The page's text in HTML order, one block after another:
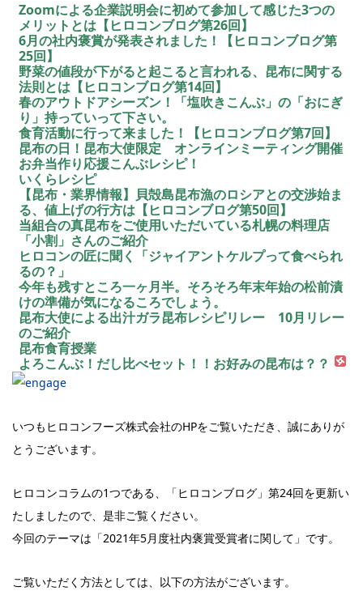
Zoomによる企業説明会に初めて参加して感じた3つの
メリットとは【ヒロコンブログ第26回】
6月の社内褒賞が発表されました！【ヒロコンブログ第
25回】
野菜の値段が下がると起こると言われる、昆布に関する
法則とは【ヒロコンブログ第14回】
春のアウトドアシーズン！「塩吹きこんぶ」の「おにぎ
り」持っていって下さい。
食育活動に行って来ました！【ヒロコンブログ第7回】
昆布の日！昆布大使限定 オンラインミーティング開催
お弁当作り応援こんぶレシピ！
いくらレシピ
【昆布・業界情報】貝殻島昆布漁のロシアとの交渉始ま
る、値上げの行方は【ヒロコンブログ第50回】
当組合の真昆布をご使用いただいている札幌の料理店
「小割」さんのご紹介
ヒロコンの匠に聞く「ジャイアントケルプって食べられ
るの？」
今年も残すところ一ヶ月半。そろそろ年末年始の松前漬
けの準備が気になるころでしょう。
昆布大使による出汁ガラ昆布レシピリレー 10月リレー
のご紹介
昆布食育授業
よろこんぶ！だし比べセット！！お好みの昆布は？？
いつもヒロコンフーズ株式会社のHPをご覧いただき、誠にありが
とうございます。
ヒロコンコラムの1つである、「ヒロコンブログ」第24回を更新い
たしましたので、是非ご覧ください。
今回のテーマは「2021年5月度社内褒賞受賞者に関して」です。
ご覧いただく方法としては、以下の方法がございます。